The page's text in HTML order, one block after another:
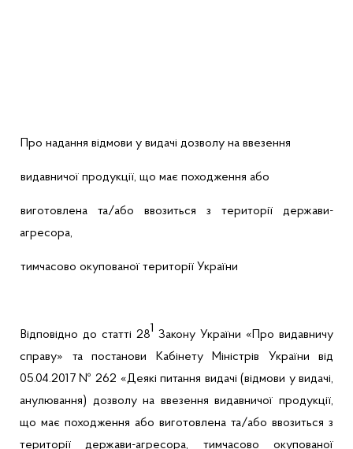
Про надання відмови у видачі дозволу на ввезення
видавничої продукції, що має походження або
виготовлена та/або ввозиться з території держави-
агресора,
тимчасово окупованої території України
Відповідно до статті 281 Закону України «Про видавничу
справу» та постанови Кабінету Міністрів України від
05.04.2017 № 262 «Деякі питання видачі (відмови у видачі,
анулювання) дозволу на ввезення видавничої продукції,
що має походження або виготовлена та/або ввозиться з
території держави-агресора, тимчасово окупованої